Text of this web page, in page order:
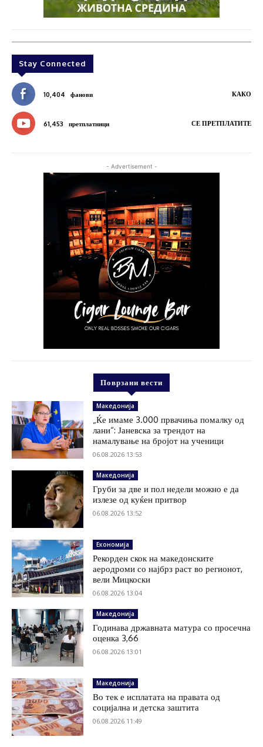
Stay Connected
10,404 фанови КАКО
61,453 претплатници СЕ ПРЕТПЛАТИТЕ
- Advertisement -
Поврзани вести
Македонија
„Ќе имаме 3.000 првачиња помалку од
лани“: Јаневска за трендот на
намалување на бројот на ученици
06.08.2026 13:53
Македонија
Груби за две и пол недели можно е да
излезе од куќен притвор
06.08.2026 13:52
Економија
Рекорден скок на македонските
аеродроми со најбрз раст во регионот,
вели Мицкоски
06.08.2026 13:04
Македонија
Годинава државната матура со просечна
оценка 3,66
06.08.2026 13:01
Македонија
Во тек е исплатата на правата од
социјална и детска заштита
06.08.2026 11:49